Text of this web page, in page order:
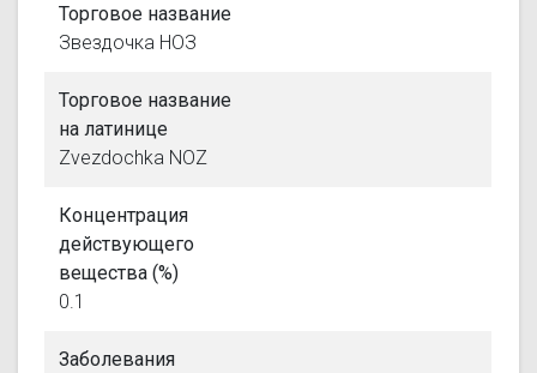
Торговое название
Звездочка НОЗ
Торговое название
на латинице
Zvezdochka NOZ
Концентрация
действующего
вещества (%)
0.1
Заболевания